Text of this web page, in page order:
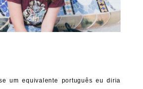
um equivalente português eu diria